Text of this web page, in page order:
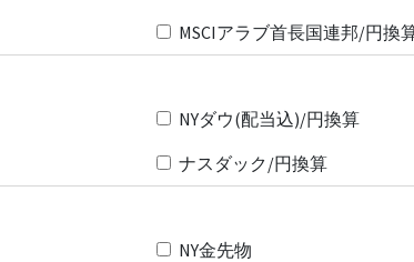
MSCIアラブ首長国連邦/円換
NYダウ(配当込)/円換算
ナスダック/円換算
NY金先物